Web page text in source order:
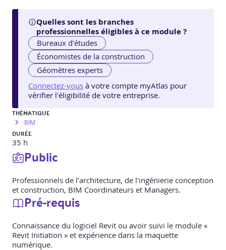
Quelles sont les branches
professionnelles éligibles à ce module ?
Bureaux d'études
Économistes de la construction
Géomètres experts
Connectez-vous à votre compte myAtlas pour
vérifier l'éligibilité de votre entreprise.
THÉMATIQUE
BIM
DURÉE
35 h
Public
Professionnels de l’architecture, de l’ingénierie conception
et construction, BIM Coordinateurs et Managers.
Pré-requis
Connaissance du logiciel Revit ou avoir suivi le module «
Revit Initiation » et expérience dans la maquette
numérique.